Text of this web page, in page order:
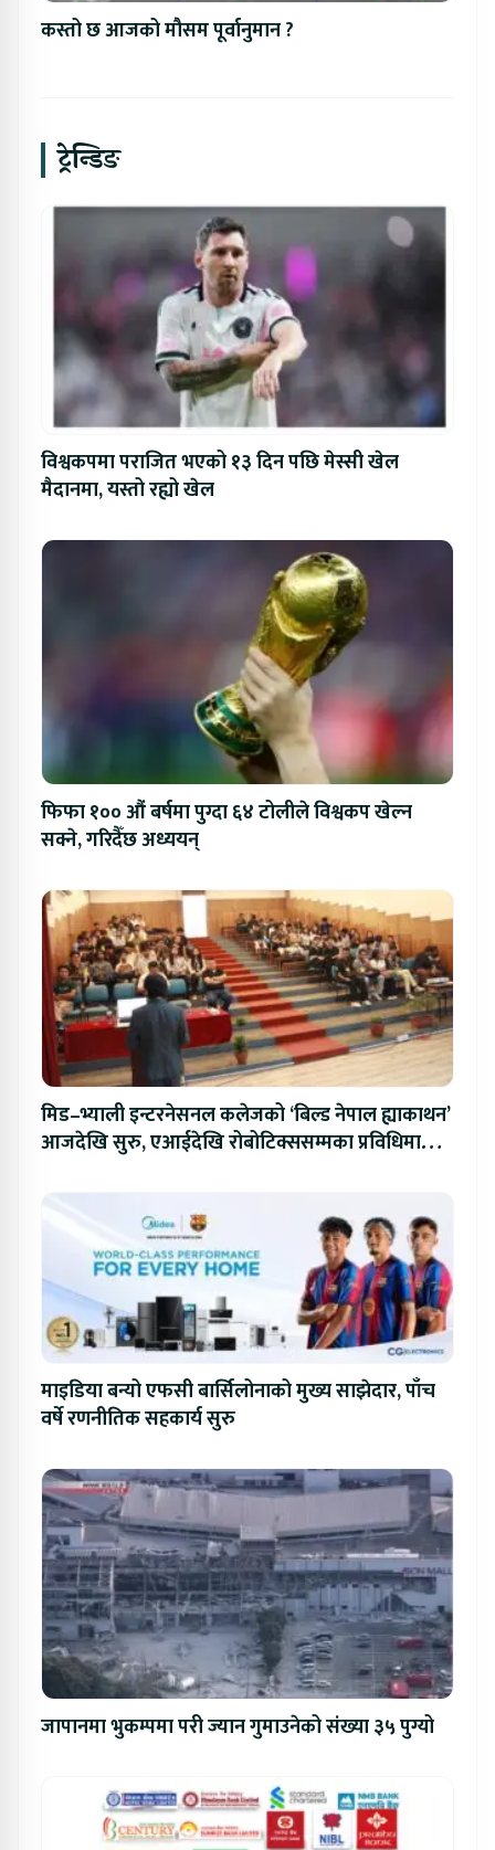
कस्तो छ आजको मौसम पूर्वानुमान ?
ट्रेन्डिङ
विश्वकपमा पराजित भएको १३ दिन पछि मेस्सी खेल
मैदानमा, यस्तो रह्यो खेल
फिफा १०० औं बर्षमा पुग्दा ६४ टोलीले विश्वकप खेल्न
सक्ने, गरिदैँछ अध्ययन्
मिड–भ्याली इन्टरनेसनल कलेजको ‘बिल्ड नेपाल ह्याकाथन’
आजदेखि सुरु, एआईदेखि रोबोटिक्ससम्मका प्रविधिमा
माइडिया बन्यो एफसी बार्सिलोनाको मुख्य साझेदार, पाँच
वर्षे रणनीतिक सहकार्य सुरु
जापानमा भुकम्पमा परी ज्यान गुमाउनेको संख्या ३५ पुग्यो